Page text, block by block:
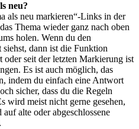
neu?
als neu markieren“-Links in der
Thema wieder ganz nach oben
holen. Wenn du den
dann ist die Funktion
seit der letzten Markierung ist
Es ist auch möglich, das
indem du einfach eine Antwort
sicher, dass du die Regeln
wird meist nicht gerne gesehen,
alte oder abgeschlossene